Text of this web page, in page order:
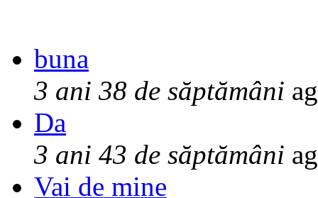
buna
3 ani 38 de săptămâni
Da
3 ani 43 de săptămâni
Vai de mine